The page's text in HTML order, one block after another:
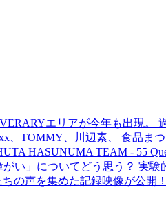
エリアが今年も出現
、TOMMY、川辺素、 食品ま
HASUNUMA TEAM - 55
がい」についてどう思う？ 実
の声を集めた記録映像が公開！